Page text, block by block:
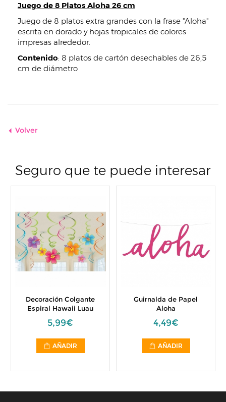
Juego de 8 Platos Aloha 26 cm
Juego de 8 platos extra grandes con la frase "Aloha"
escrita en dorado y hojas tropicales de colores
impresas alrededor.
Contenido: 8 platos de cartón desechables de 26,5
cm de diámetro
Volver
Seguro que te puede interesar
Decoración Colgante
Espiral Hawaii Luau
5,99€
AÑADIR
Guirnalda de Papel
Aloha
4,49€
AÑADIR